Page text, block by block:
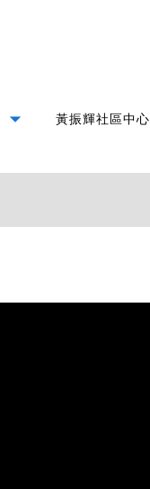
arrow_drop_down 黃振輝社區中心